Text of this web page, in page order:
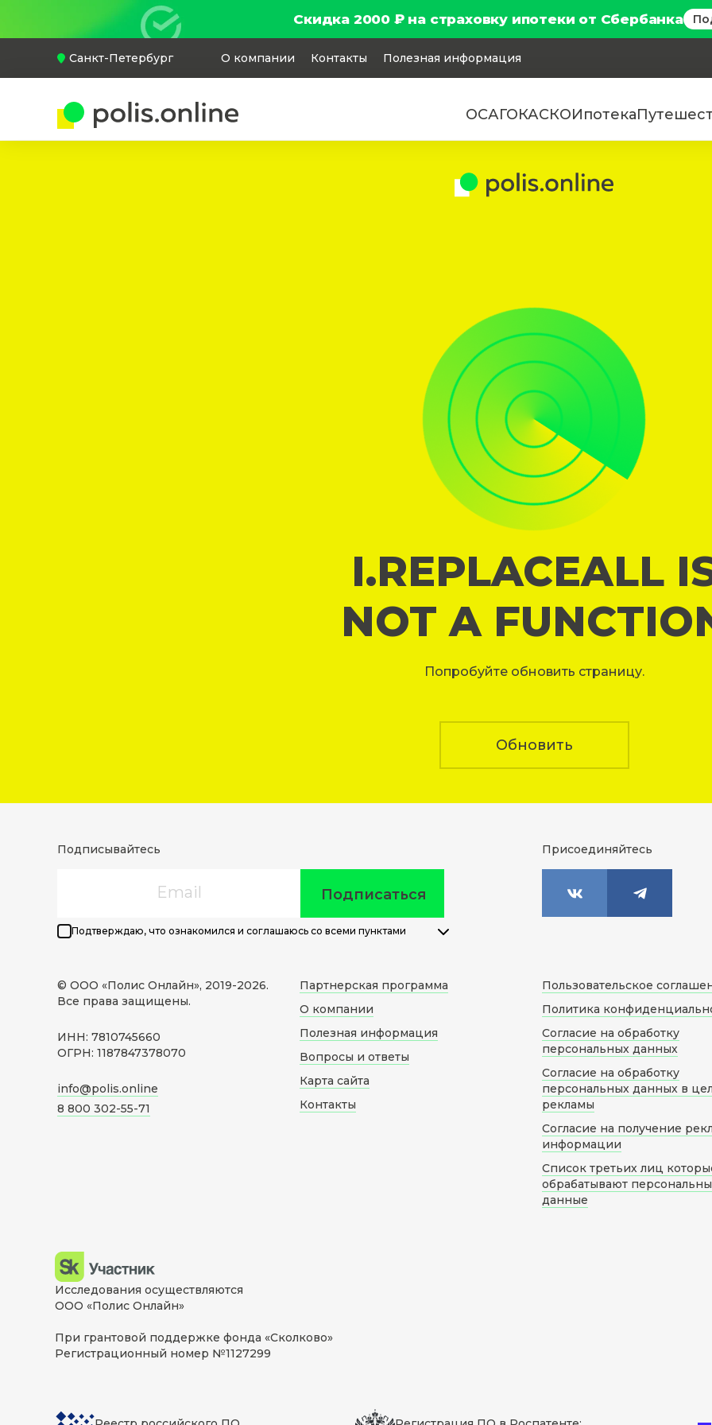
Скидка 2000 ₽ на страховку ипотеки от Сбербанка
Санкт-Петербург О компании Контакты Полезная информация
ОСАГОКАСКОИпотека
I.REPLACEALL
NOT A
Попробуйте обновить страницу.
Обновить
Подписывайтесь
Подписаться
Подтверждаю, что ознакомился и соглашаюсь со всеми пунктами
Присоединяйтесь
© ООО «Полис Онлайн», 2019-2026.
Все права защищены.
ИНН: 7810745660
ОГРН: 1187847378070
info@polis.online
8 800 302-55-71
Партнерская программа
О компании
Полезная информация
Вопросы и ответы
Карта сайта
Контакты
Пользовательское
Политика
Согласие на обработку
персональных данных
Согласие на обработку
персональных данных в
рекламы
Согласие на получение
информации
Список третьих лиц
обрабатывают
данные
Исследования осуществляются
ООО «Полис Онлайн»
При грантовой поддержке фонда «Сколково»
Регистрационный номер №1127299